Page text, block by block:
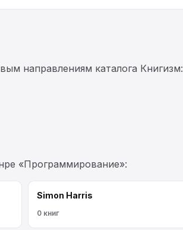
направлениям каталога Книгизм:
«Программирование»:
Simon Harris
0 книг